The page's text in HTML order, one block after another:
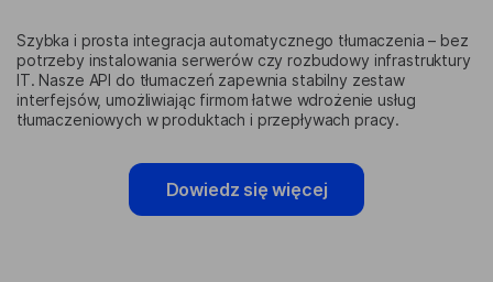
Szybka i prosta integracja automatycznego tłumaczenia – bez
potrzeby instalowania serwerów czy rozbudowy infrastruktury
IT. Nasze API do tłumaczeń zapewnia stabilny zestaw
interfejsów, umożliwiając firmom łatwe wdrożenie usług
tłumaczeniowych w produktach i przepływach pracy.
Dowiedz się więcej